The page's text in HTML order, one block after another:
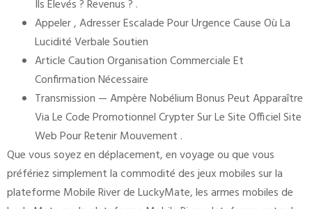
Ils Élevés ? Revenus ? .
Appeler , Adresser Escalade Pour Urgence Cause Où La
Lucidité Verbale Soutien
Article Caution Organisation Commerciale Et
Confirmation Nécessaire
Transmission — Ampère Nobélium Bonus Peut Apparaître
Via Le Code Promotionnel Crypter Sur Le Site Officiel Site
Web Pour Retenir Mouvement .
Que vous soyez en déplacement, en voyage ou que vous
préfériez simplement la commodité des jeux mobiles sur la
plateforme Mobile River de LuckyMate, les armes mobiles de